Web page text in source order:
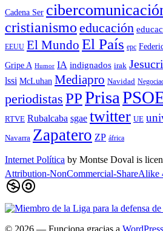
Cadena Ser
cristianismo educación
EEUU El Mundo El País epc
Gripe A Humor IA indignados irak
lssi McLuhan Mediapro Navidad
periodistas PPPrisa
RTVE Rubalcaba sgae twitter UE
Navarra Zapatero ZP áfrica
Internet Política by Montse Doval is
Attribution-NonCommercial-ShareAlike
© 2026 — Funciona gracias a WordPress